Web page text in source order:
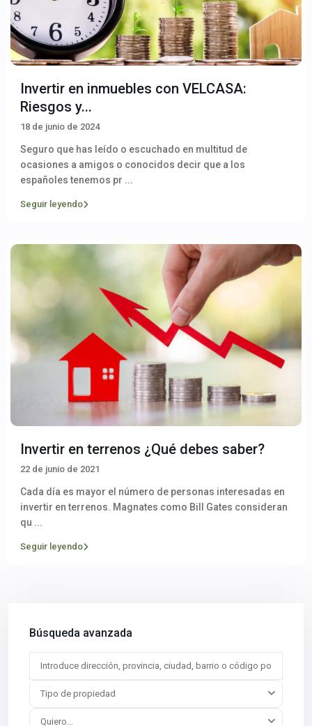
Invertir en inmuebles con VELCASA:
Riesgos y...
18 de junio de 2024
Seguro que has leído o escuchado en multitud de
ocasiones a amigos o conocidos decir que a los
españoles tenemos pr ...
Seguir leyendo
Invertir en terrenos ¿Qué debes saber?
22 de junio de 2021
Cada día es mayor el número de personas interesadas en
invertir en terrenos. Magnates como Bill Gates consideran
qu ...
Seguir leyendo
Búsqueda avanzada
Tipo de propiedad
Quiero...